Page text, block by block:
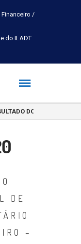
/
do ILADT
DO CONCURSO
DE
–